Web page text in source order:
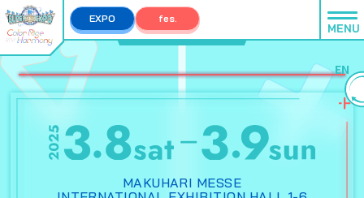
EXPO fes.
MENU
EN
MAKUHARI MESSE